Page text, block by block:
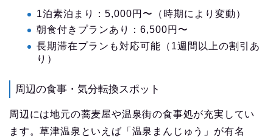
1泊素泊まり：5,000円〜（時期により変動）
朝食付きプランあり：6,500円〜
長期滞在プランも対応可能（1週間以上の割引あ
り）
周辺の食事・気分転換スポット
周辺には地元の蕎麦屋や温泉街の食事処が充実してい
ます。草津温泉といえば「温泉まんじゅう」が有名